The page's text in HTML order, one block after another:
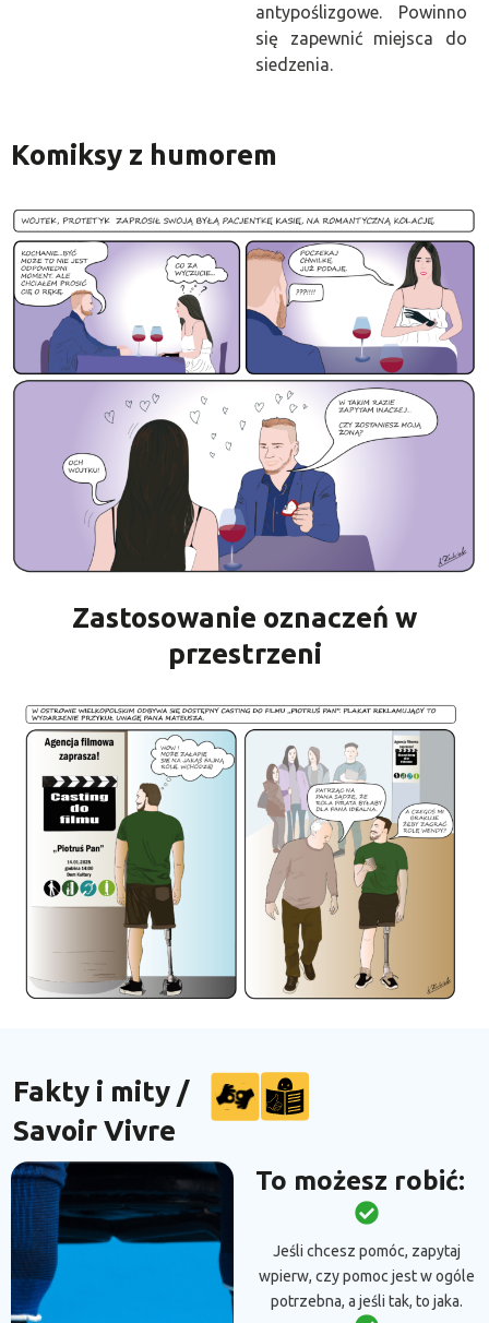
antypoślizgowe. Powinno
się zapewnić miejsca do
siedzenia.
Zastosowanie oznaczeń w
przestrzeni
Komiksy z humorem
Fakty i mity /
Savoir Vivre​
To możesz robić:
Jeśli chcesz pomóc, zapytaj
wpierw, czy pomoc jest w ogóle
potrzebna, a jeśli tak, to jaka.